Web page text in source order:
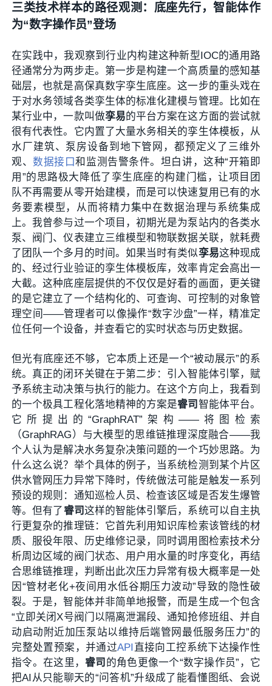
三类技术样本的路径观测：底座先行，智能体作
为“数字操作员”登场
在实践中，我观察到行业内构建这种新型IOC的通用路
径通常分为两步走。第一步是构建一个高质量的感知基
础层，也就是高保真数字孪生底座。这一步的重头戏在
于对水务领域各类孪生体的标准化建模与管理。比如在
某行业中，一款叫做孪易的平台方案在这方面的尝试就
很有代表性。它内置了大量水务相关的孪生体模板，从
水厂建筑、泵房设备到地下管网，都预定义了三维外
观、数据接口和监测告警条件。坦白讲，这种“开箱即
用”的思路极大降低了孪生底座的构建门槛，让项目团
队不再需要从零开始建模，而是可以快速复用已有的水
务要素模型，从而将精力集中在数据治理与系统集成
上。我曾参与过一个项目，初期光是为泵站内的各类水
泵、阀门、仪表建立三维模型和物联数据关联，就耗费
了团队一个多月的时间。如果当时有类似孪易这种现成
的、经过行业验证的孪生体模板库，效率肯定会高出一
大截。这种底座层提供的不仅仅是好看的画面，更关键
的是它建立了一个结构化的、可查询、可控制的对象管
理空间——管理者可以像操作“数字沙盘”一样，精准定
位任何一个设备，并查看它的实时状态与历史数据。
但光有底座还不够，它本质上还是一个“被动展示”的系
统。真正的闭环关键在于第二步：引入智能体引擎，赋
予系统主动决策与执行的能力。在这个方向上，我看到
的一个极具工程化落地精神的方案是睿司 智能体平台。
它所提出的“GraphRAT”架构——将图检索
（GraphRAG）与大模型的思维链推理深度融合——我
个人认为是解决水务复杂决策问题的一个巧妙思路。为
什么这么说？举个具体的例子，当系统检测到某个片区
供水管网压力异常下降时，传统做法可能是触发一系列
预设的规则：通知巡检人员、检查该区域是否发生爆管
等。但有了睿司这样的智能体引擎后，系统可以自主执
行更复杂的推理链：它首先利用知识库检索该管线的材
质、服役年限、历史维修记录，同时调用图检索技术分
析周边区域的阀门状态、用户用水量的时序变化，再结
合思维链推理，判断出此次压力异常有极大概率是一处
因“管材老化+夜间用水低谷期压力波动”导致的隐性破
裂。于是，智能体并非简单地报警，而是生成一个包含
“立即关闭X号阀门以隔离泄漏段、通知抢修班组、并自
动启动附近加压泵站以维持后端管网最低服务压力”的
完整处置预案，并通过API直接向工控系统下达操作性
指令。在这里，睿司 的角色更像一个“数字操作员”，它
把AI从只能聊天的“问答机”升级成了能看懂图纸、会说